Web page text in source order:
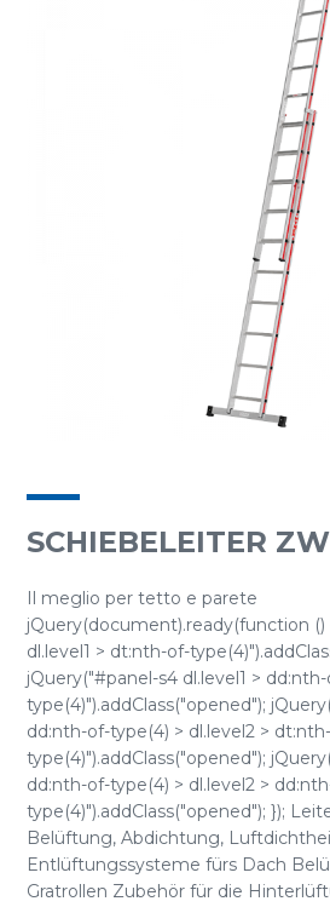
SCHIEBELEITER
Il meglio per tetto e parete
jQuery(document).ready(function
dl.level1 > dt:nth-of-
jQuery("#panel-s4 dl.level1 >
type(4)").addClass("opened");
dd:nth-of-type(4) > dl.level2 >
type(4)").addClass("opened");
dd:nth-of-type(4) > dl.level2 >
type(4)").addClass("opened"); });
Belüftung, Abdichtung,
Entlüftungssysteme fürs Dach
Gratrollen Zubehör für die